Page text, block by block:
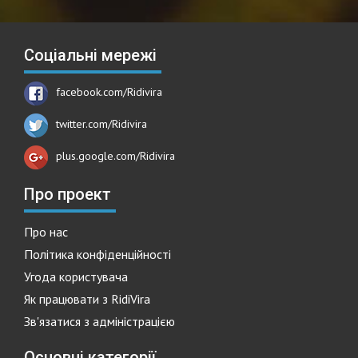
Соціальні мережі
facebook.com/Ridivira
twitter.com/Ridivira
plus.google.com/Ridivira
Про проект
Про нас
Політика конфіденційності
Угода користувача
Як працювати з RidiVira
Зв'язатися з адміністрацією